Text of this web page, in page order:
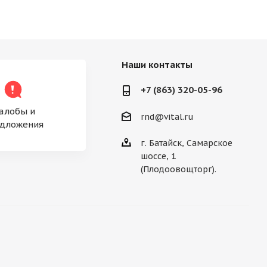
и
Наши контакты
+7 (863) 320-05-96
rnd@vital.ru
г. Батайск, Самарское
шоссе, 1
(Плодоовощторг).